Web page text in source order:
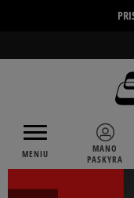
MENIU
MANO
PASKYRA